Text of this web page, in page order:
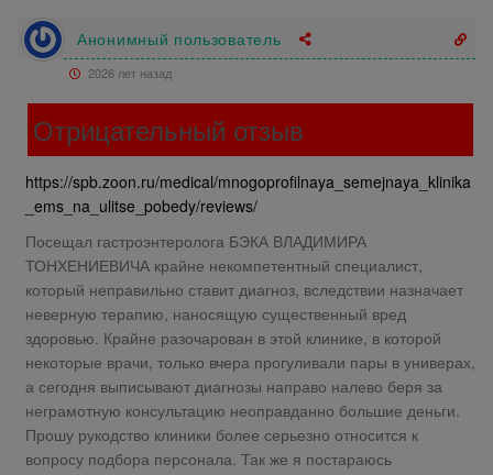
Анонимный пользователь
2026 лет назад
Отрицательный отзыв
https://spb.zoon.ru/medical/mnogoprofilnaya_semejnaya_klinika
_ems_na_ulitse_pobedy/reviews/
Посещал гастроэнтеролога БЭКА ВЛАДИМИРА
ТОНХЕНИЕВИЧА крайне некомпетентный специалист,
который неправильно ставит диагноз, вследствии назначает
неверную терапию, наносящую существенный вред
здоровью. Крайне разочарован в этой клинике, в которой
некоторые врачи, только вчера прогуливали пары в универах,
а сегодня выписывают диагнозы направо налево беря за
неграмотную консультацию неоправданно большие деньги.
Прошу рукодство клиники более серьезно относится к
вопросу подбора персонала. Так же я постараюсь